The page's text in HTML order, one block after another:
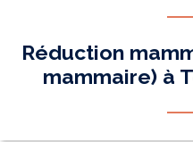
Réduction
mammaire) à